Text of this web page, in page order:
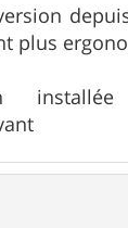
plus